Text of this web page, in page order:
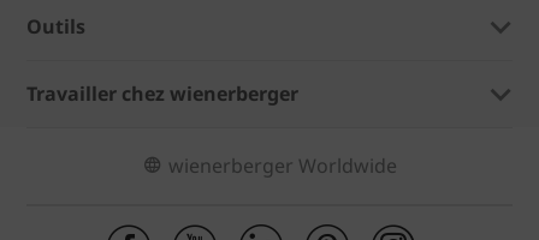
Outils
Travailler chez wienerberger
wienerberger Worldwide